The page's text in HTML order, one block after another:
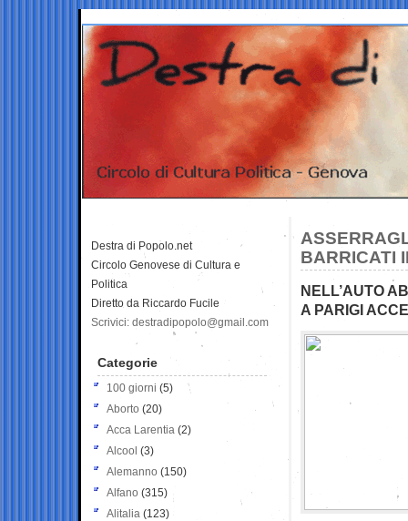
BARRICATI
NELL’AUTO
A PARIGI
Destra di Popolo.net
Circolo Genovese di Cultura e
Politica
Diretto da Riccardo Fucile
Scrivici: destradipopolo@gmail.com
Categorie
100 giorni (5)
Aborto (20)
Acca Larentia (2)
Alcool (3)
Alemanno (150)
Alfano (315)
Alitalia (123)